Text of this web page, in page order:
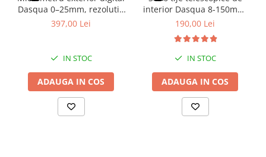
Seturi de lere
Rigle, rulete, benzi grosime
Roti de masura
beneficiaza de protectie IP65, dupa expunerea la lichide este
recomandata stergerea tijei si a bazei cu o laveta uscata pentru a
preveni acumularea de reziduuri care ar putea afecta alunecarea
fina a mecanismului. Depozitati instrumentul cu tija usor retrasa
Dasqua 0–25mm, rezolutie
0,001mm, precizie
397,00 Lei
IN STOC
ADAUGA IN COS
interior Dasqua 8-150mm,
arc auto-centrare, crom
190,00 Lei
IN STOC
ADAUGA IN COS